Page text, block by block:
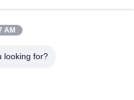
Lianxin, Xiqiao Twon, district
AM
looking for?